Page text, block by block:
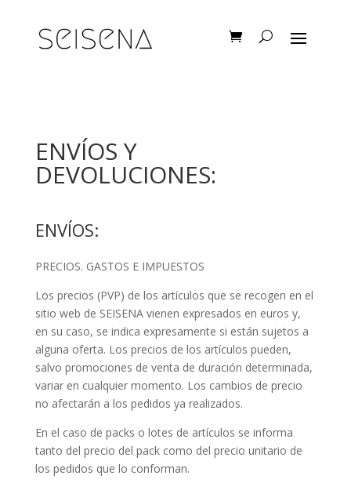
ENVÍOS Y
DEVOLUCIONES:
ENVÍOS:
PRECIOS. GASTOS E IMPUESTOS
Los precios (PVP) de los artículos que se recogen en el
sitio web de SEISENA vienen expresados en euros y,
en su caso, se indica expresamente si están sujetos a
alguna oferta. Los precios de los artículos pueden,
salvo promociones de venta de duración determinada,
variar en cualquier momento. Los cambios de precio
no afectarán a los pedidos ya realizados.
En el caso de packs o lotes de artículos se informa
tanto del precio del pack como del precio unitario de
los pedidos que lo conforman.